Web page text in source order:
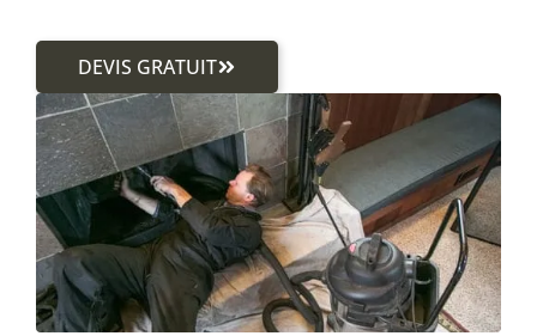
DEVIS GRATUIT